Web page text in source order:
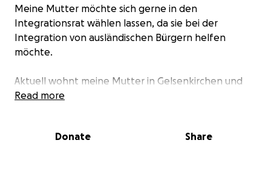
Meine Mutter möchte sich gerne in den
Integrationsrat wählen lassen, da sie bei der
Integration von ausländischen Bürgern helfen
möchte.
Aktuell wohnt meine Mutter in Gelsenkirchen und
hat den Verein Aksanti e.V. gegründet. Dort hilft sie
Tätigkeiten im Alltag.
Read more
Donate Share